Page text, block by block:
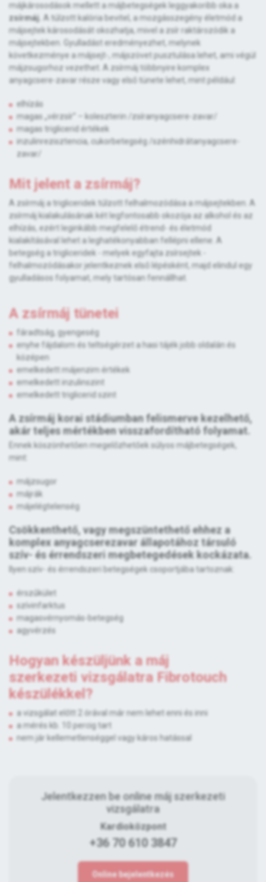
májkárosodások mellett a májbetegségek leggyakoribb oka a
zsírmáj. A túlzott kalória bevitel, a mozgásszegény életmód a
májsejtek károsodását okozhatja, mivel a zsír raktározódik a
májsejtekben. Gyulladást eredményezhet, melynek
következménye a májsejt-, májszövet pusztulása lehet, ami végül
májzsugorhoz vezethet. A zsírmáj többnyire komplex
anyagcsere-zavar része vagy első tünete lehet, mint például:
elhízás
magas „vérzsír” – koleszterin /zsíranyagcsere-zavar/
magas triglicerid értékek
inzulinrezisztencia, cukorbetegség /szénhidrátanyagcsere-
zavar/
Mit jelent a zsírmáj?
A zsírmáj a trigliceridek túlzott felhalmozódása a májsejtekben. A
zsírmáj kialakulásának két legfontosabb okozója az alkohol és az
elhízás, ezért leginkább megfelelő étrend- és életmód
kialakításával lehet a leghatékonyabban fellépni ellene. A
betegség a trigliceridek - melyek egyfajta zsírsejtek -
felhalmozódásakor jelentkeznek első lépésként, majd elindul egy
gyulladásos folyamat, mely tartósan fennállhat.
A zsírmáj tünetei
fáradtság, gyengeség
enyhe fájdalom és teltségérzet a hasi tájék jobb oldalán és
középen
emelkedett májenzim értékek
emelkedett inzulinszint
emelkedett triglicerid szint
A zsírmáj korai stádiumban felismerve kezelhető,
akár teljes mértékben visszafordítható folyamat.
Ennek köszönhetően megelőzhetőek súlyos májbetegségek,
mint:
májzsugor
májrák
májelégtelenség
Csökkenthető, vagy megszüntethető ehhez a
komplex anyagcserezavar állapotához társuló
szív- és érrendszeri megbetegedések kockázata.
Ilyen szív- és érrendszeri betegségek csoportjába tartoznak:
érszűkület
szívinfarktus
magasvérnyomás-betegség
agyvérzés
Hogyan készüljünk a máj
szerkezeti vizsgálatra Fibrotouch
készülékkel?
a vizsgálat előtt 2 órával már nem lehet enni és inni
a mérés kb. 10 percig tart
nem jár kellemetlenséggel vagy káros hatással
Jelentkezzen be online máj szerkezeti
vizsgálatra
Kardioközpont
+36 70 610 3847
Online bejelentkezés